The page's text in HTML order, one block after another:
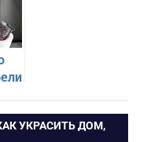
УКРАСИТЬ ДОМ,